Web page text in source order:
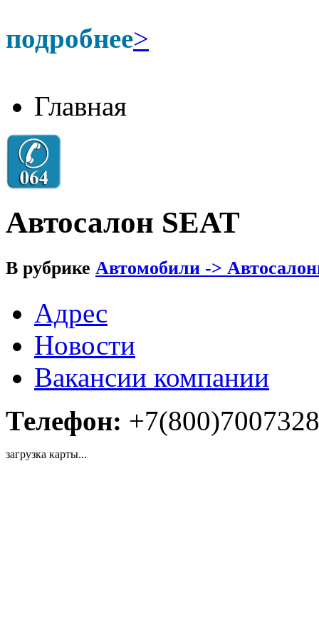
подробнее>
Главная
Автосалон SEAT
В рубрике Автомобили ->
Адрес
Новости
Вакансии компании
Телефон: +7(800)7007328
загрузка карты...